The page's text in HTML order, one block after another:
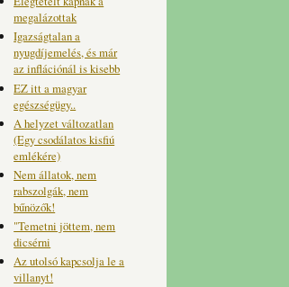
megalázottak
Igazságtalan a
nyugdíjemelés, és már
az inflációnál is kisebb
EZ itt a magyar
egészségügy..
A helyzet változatlan
(Egy csodálatos kisfiú
emlékére)
Nem állatok, nem
rabszolgák, nem
bűnözők!
"Temetni jöttem, nem
dicsérni
Az utolsó kapcsolja le a
villanyt!